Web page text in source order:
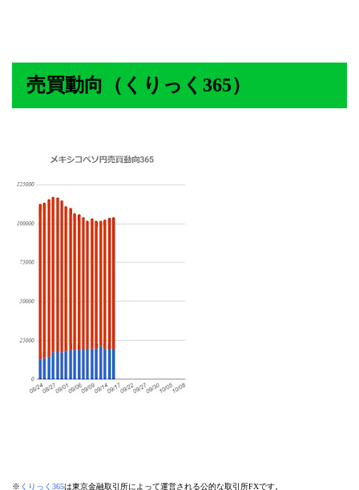
売買動向（くりっく365）
※ くりっく365は東京金融取引所によって運営される公的な取引所FXです。